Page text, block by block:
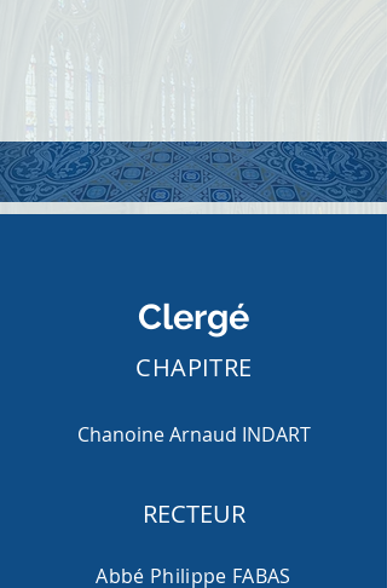
Clergé
CHAPITRE
Chanoine Arnaud INDART
RECTEUR
Abbé Philippe FABAS